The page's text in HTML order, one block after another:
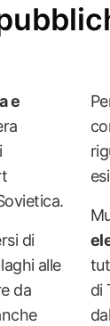
e
di
alle
da
di